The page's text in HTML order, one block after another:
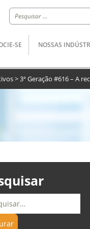
Pesquisar
por:
SE NOSSAS
>3ª Geração #616 – A